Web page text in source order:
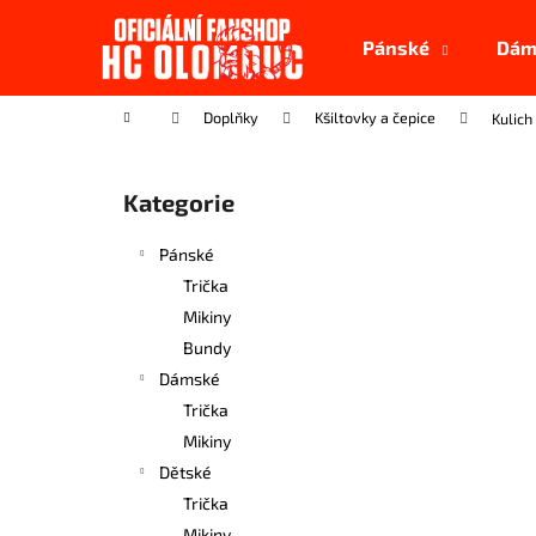
Pánské
Domů Doplňky Kšiltovky a čepice
Přeskočit
kategorie
Kategorie
Pánské
Trička
Mikiny
Bundy
Dámské
Trička
Mikiny
Dětské
Trička
í
Zpět
do
Zpět
do